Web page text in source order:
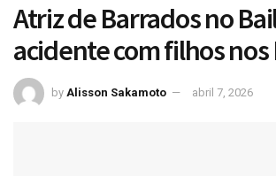
Atriz de Barrados no
acidente com filhos nos
by Alisson Sakamoto abril 7, 2026